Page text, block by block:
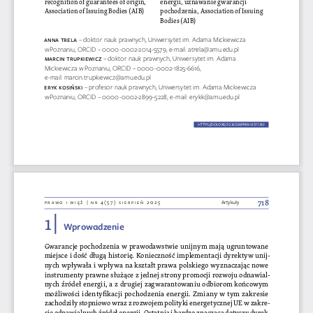
1342
Association of Issuing Bodies (AIB)
pochodzenia, Association of Issuing
Bodies (AIB)
aNNa tRela
– doktor nauk prawnych, Uniwersytet im. Adama Mickiewicza
w Poznaniu, ORCID – 0000-0002-2014-5579, e-mail: atrela@amu.edu.pl
maRciN tRUpKie Wicz
– doktor nauk prawnych, Uniwersytet im. Adama
Mickiewicza w Poznaniu, ORCID – 0000-0002-1825-6616,
e-mail: marcin.trupkiewicz@amu.edu.pl
eRYK KosińsKi
– profesor nauk prawnych, Uniwersytet im. Adama Mickiewicza
w Poznaniu, ORCID – 0000-0002-2899-5228, e-mail: erykk@amu.edu.pl
HTTPS://DOI.ORG/10.36128/PRIW.VI57.1342
Artykuły 718
prawo i więź | nr 4(57) sierpień 2025
1 | Wprowadzenie
Gwarancje pochodzenia w prawodawstwie unijnym mają ugruntowane
miejsce i dość długą historię. Konieczność implementacji dyrektyw unij
nych wpływała i wpływa na kształt prawa polskiego wyznaczając nowe
instrumenty prawne służące z jednej strony promocji rozwoju odnawial
nych źródeł energii, a z drugiej zagwarantowaniu odbiorom końcowym
możliwości identyfikacji pochodzenia energii. Zmiany w tym zakresie
zachodziły stopniowo wraz z rozwojem polityki energetycznej UE w zakre
sie odnawialnych źródeł energii. Ostatnia i bardzo znacząca dotyczy dyrek